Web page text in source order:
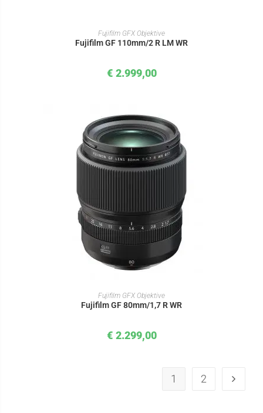
IN DEN WARENKORB
Fujifilm GFX Objektive
Fujifilm GF 110mm/2 R LM WR
€ 2.999,00
IN DEN WARENKORB
Fujifilm GFX Objektive
Fujifilm GF 80mm/1,7 R WR
€ 2.299,00
1 2